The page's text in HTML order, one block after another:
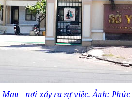
Mau - nơi xảy ra sự việc. Ảnh: